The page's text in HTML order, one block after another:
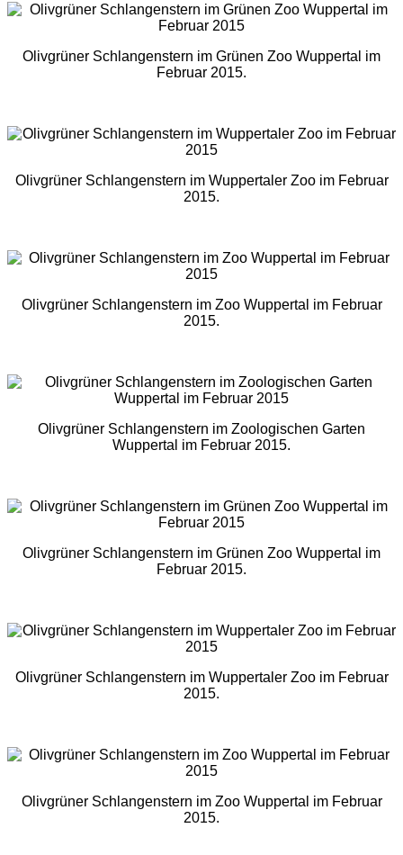
Olivgrüner Schlangenstern im Grünen Zoo Wuppertal im
Februar 2015.
Olivgrüner Schlangenstern im Wuppertaler Zoo im Februar
2015.
Olivgrüner Schlangenstern im Zoo Wuppertal im Februar
2015.
Olivgrüner Schlangenstern im Zoologischen Garten
Wuppertal im Februar 2015.
Olivgrüner Schlangenstern im Grünen Zoo Wuppertal im
Februar 2015.
Olivgrüner Schlangenstern im Wuppertaler Zoo im Februar
2015.
Olivgrüner Schlangenstern im Zoo Wuppertal im Februar
2015.